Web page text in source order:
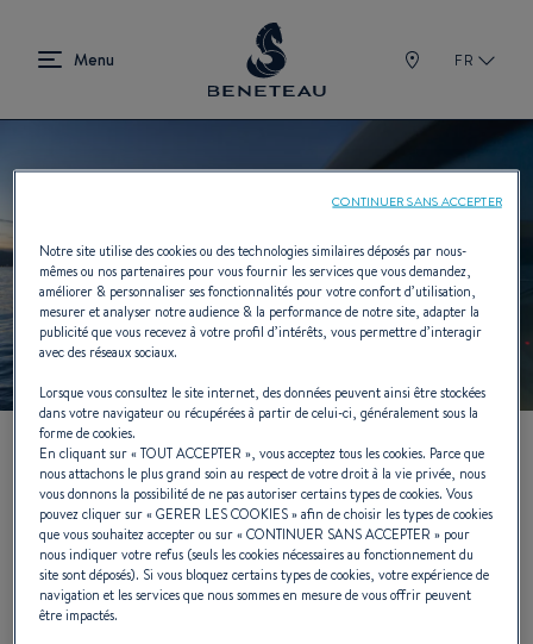
FR
Contactez votre
concessionnaire
Notre site utilise des cookies ou des technologies similaires déposés par nous-
mêmes ou nos partenaires pour vous fournir les services que vous demandez,
améliorer & personnaliser ses fonctionnalités pour votre confort d’utilisation,
mesurer et analyser notre audience & la performance de notre site, adapter la
publicité que vous recevez à votre profil d’intérêts, vous permettre d’interagir
avec des réseaux sociaux.
Lorsque vous consultez le site internet, des données peuvent ainsi être stockées
dans votre navigateur ou récupérées à partir de celui-ci, généralement sous la
forme de cookies.
En cliquant sur «TOUT ACCEPTER », vous acceptez tous les cookies. Parce que
nous attachons le plus grand soin au respect de votre droit à la vie privée, nous
vous donnons la possibilité de ne pas autoriser certains types de cookies. Vous
pouvez cliquer sur «GERER LES COOKIES» afin de choisir les types de cookies
que vous souhaitez accepter ou sur «CONTINUER SANS ACCEPTER » pour
nous indiquer votre refus (seuls les cookies nécessaires au fonctionnement du
site sont déposés). Si vous bloquez certains types de cookies, votre expérience de
navigation et les services que nous sommes en mesure de vous offrir peuvent
être impactés.
CONTINUER SANS ACCEPTER